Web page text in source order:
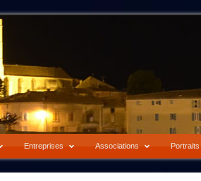
Entreprises Associations Portraits